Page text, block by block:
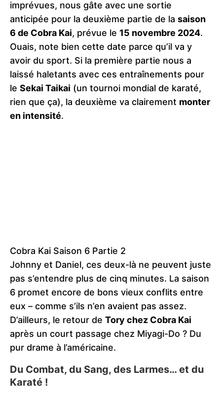
imprévues, nous gâte avec une sortie
anticipée pour la deuxième partie de la saison
6 de Cobra Kai, prévue le 15 novembre 2024.
Ouais, note bien cette date parce qu’il va y
avoir du sport. Si la première partie nous a
laissé haletants avec ces entraînements pour
le Sekai Taikai (un tournoi mondial de karaté,
rien que ça), la deuxième va clairement monter
en intensité.
Cobra Kai Saison 6 Partie 2
Johnny et Daniel, ces deux-là ne peuvent juste
pas s’entendre plus de cinq minutes. La saison
6 promet encore de bons vieux conflits entre
eux – comme s’ils n’en avaient pas assez.
D’ailleurs, le retour de Tory chez Cobra Kai
après un court passage chez Miyagi-Do ? Du
pur drame à l’américaine.
Du Combat, du Sang, des Larmes… et du
Karaté !